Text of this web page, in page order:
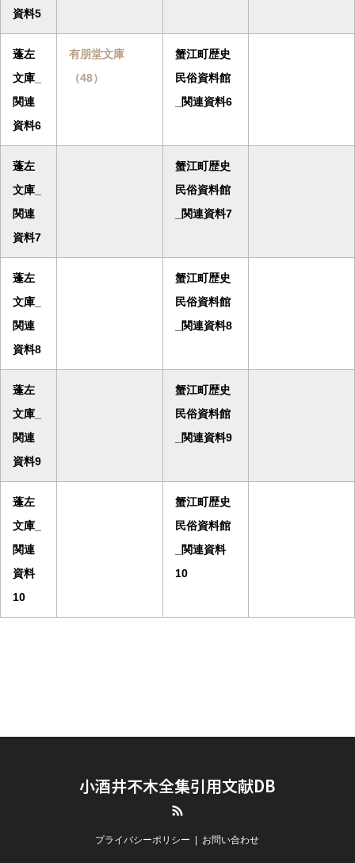
資料5
蓬左
文庫_
関連
資料6
有朋堂文庫
（48）
蟹江町歴史
民俗資料館
_関連資料6
蓬左
文庫_
関連
資料7
蟹江町歴史
民俗資料館
_関連資料7
蓬左
文庫_
関連
資料8
蟹江町歴史
民俗資料館
_関連資料8
蓬左
文庫_
関連
資料9
蟹江町歴史
民俗資料館
_関連資料9
蓬左
文庫_
関連
資料
10
蟹江町歴史
民俗資料館
_関連資料
10
小酒井不木全集引用文献DB
プライバシーポリシー お問い合わせ